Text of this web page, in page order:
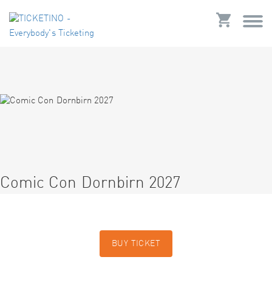
Comic Con Dornbirn 2027
BUY TICKET